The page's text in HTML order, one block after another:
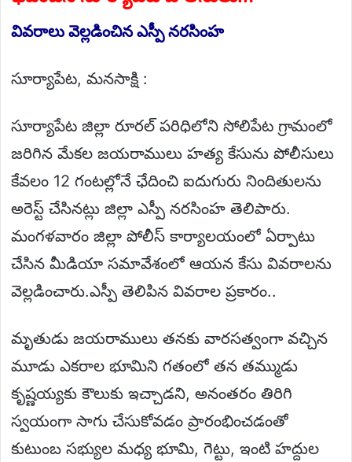
వివరాలు వెల్లడించిన ఎస్పీ నరసింహ
సూర్యాపేట, మనసాక్షి :
సూర్యాపేట జిల్లా రూరల్ పరిధిలోని సోలిపేట గ్రామంలో
జరిగిన మేకల జయరాములు హత్య కేసును పోలీసులు
కేవలం 12 గంటల్లోనే ఛేదించి ఐదుగురు నిందితులను
అరెస్ట్ చేసినట్లు జిల్లా ఎస్పీ నరసింహ తెలిపారు.
మంగళవారం జిల్లా పోలీస్ కార్యాలయంలో ఏర్పాటు
చేసిన మీడియా సమావేశంలో ఆయన కేసు వివరాలను
వెల్లడించారు.ఎస్పీ తెలిపిన వివరాల ప్రకారం..
మృతుడు జయరాములు తనకు వారసత్వంగా వచ్చిన
మూడు ఎకరాల భూమిని గతంలో తన తమ్ముడు
కృష్ణయ్యకు కౌలుకు ఇచ్చాడని, అనంతరం తిరిగి
స్వయంగా సాగు చేసుకోవడం ప్రారంభించడంతో
కుటుంబ సభ్యుల మధ్య భూమి, గెట్టు, ఇంటి హద్దుల